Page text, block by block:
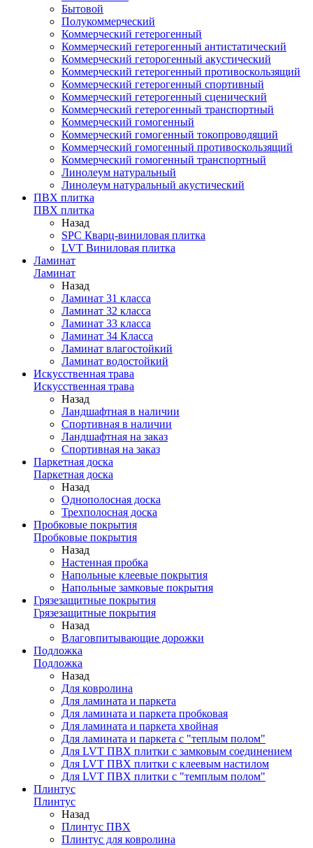
Бытовой
Полукоммерческий
Коммерческий гетерогенный
Коммерческий гетерогенный антистатический
Коммерческий геторогенный акустический
Коммерческий гетерогенный противоскользящий
Коммерческий гетерогенный спортивный
Коммерческий гетерогенный сценический
Коммерческий гетерогенный транспортный
Коммерческий гомогенный
Коммерческий гомогенный токопроводящий
Коммерческий гомогенный противоскользящий
Коммерческий гомогенный транспортный
Линолеум натуральный
Линолеум натуральный акустический
ПВХ плитка
ПВХ плитка
Назад
SPC Кварц-виниловая плитка
LVT Виниловая плитка
Ламинат
Ламинат
Назад
Ламинат 31 класса
Ламинат 32 класса
Ламинат 33 класса
Ламинат 34 Класса
Ламинат влагостойкий
Ламинат водостойкий
Искусственная трава
Искусственная трава
Назад
Ландшафтная в наличии
Спортивная в наличии
Ландшафтная на заказ
Спортивная на заказ
Паркетная доска
Паркетная доска
Назад
Однополосная доска
Трехполосная доска
Пробковые покрытия
Пробковые покрытия
Назад
Настенная пробка
Напольные клеевые покрытия
Напольные замковые покрытия
Грязезащитные покрытия
Грязезащитные покрытия
Назад
Влаговпитывающие дорожки
Подложка
Подложка
Назад
Для ковролина
Для ламината и паркета
Для ламината и паркета пробковая
Для ламината и паркета хвойная
Для ламината и паркета с "теплым полом"
Для LVT ПВХ плитки с замковым соединением
Для LVT ПВХ плитки с клеевым настилом
Для LVT ПВХ плитки с "темплым полом"
Плинтус
Плинтус
Назад
Плинтус ПВХ
Плинтус для ковролина